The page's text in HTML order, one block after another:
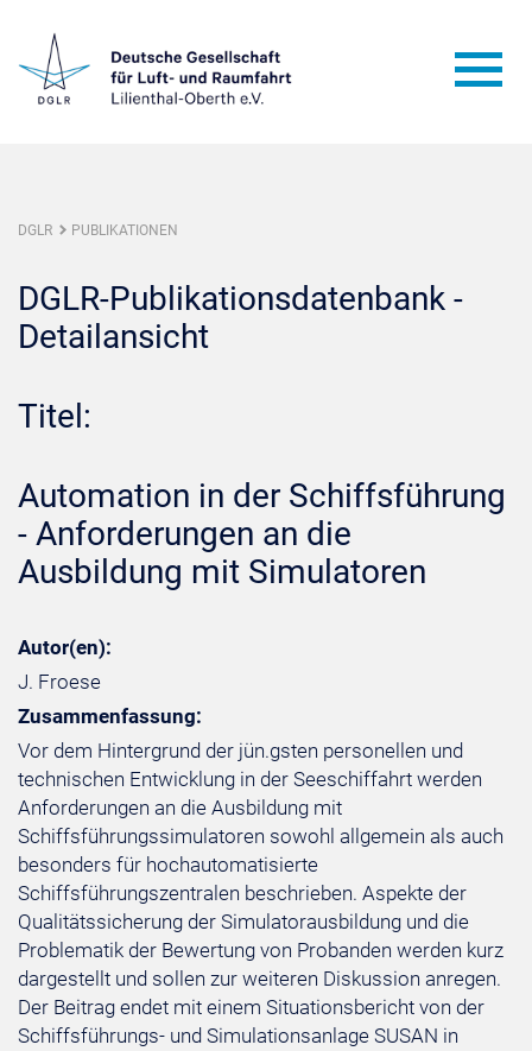
DGLR PUBLIKATIONEN
DGLR-Publikationsdatenbank -
Detailansicht
Titel:
Automation in der Schiffsführung
- Anforderungen an die
Ausbildung mit Simulatoren
Autor(en):
J. Froese
Zusammenfassung:
Vor dem Hintergrund der jün.gsten personellen und
technischen Entwicklung in der Seeschiffahrt werden
Anforderungen an die Ausbildung mit
Schiffsführungssimulatoren sowohl allgemein als auch
besonders für hochautomatisierte
Schiffsführungszentralen beschrieben. Aspekte der
Qualitätssicherung der Simulatorausbildung und die
Problematik der Bewertung von Probanden werden kurz
dargestellt und sollen zur weiteren Diskussion anregen.
Der Beitrag endet mit einem Situationsbericht von der
Schiffsführungs- und Simulationsanlage SUSAN in